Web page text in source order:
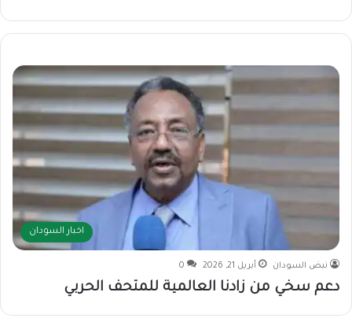
اخبار السودان
نبض السودان أبريل 21, 2026 0
دعم سخي من زادنا العالمية للمتحف الحربي